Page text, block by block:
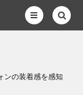
ンの装着感を感知